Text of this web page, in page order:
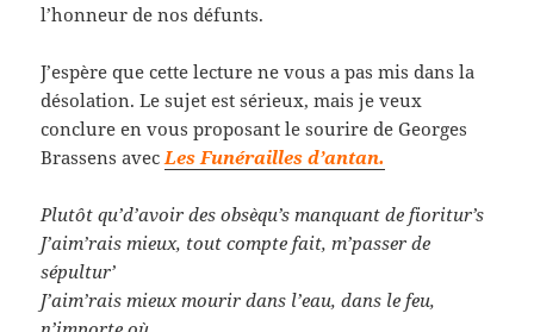
l’honneur de nos défunts.
J’espère que cette lecture ne vous a pas mis dans la
désolation. Le sujet est sérieux, mais je veux
conclure en vous proposant le sourire de Georges
Brassens avec Les Funérailles d’antan.
Plutôt qu’d’avoir des obsèqu’s manquant de fioritur’s
J’aim’rais mieux, tout compte fait, m’passer de
sépultur’
J’aim’rais mieux mourir dans l’eau, dans le feu,